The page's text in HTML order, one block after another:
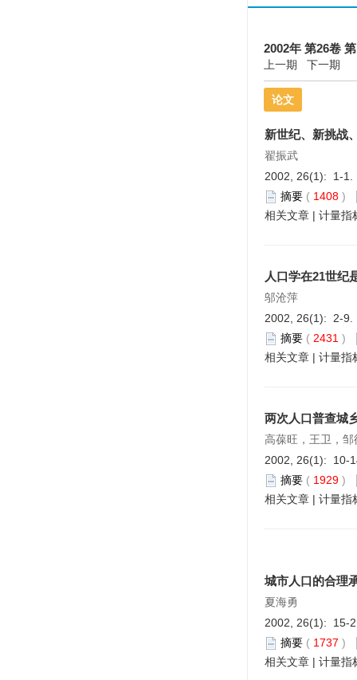
2002年 第26卷
上一期 下一期
论文
新世纪、新挑战
翟振武
2002, 26(1): 1-1.
摘要 ( 1408 )
相关文章 | 计量指
人口学在21世纪
邬沧萍
2002, 26(1): 2-9.
摘要 ( 2431 )
相关文章 | 计量指
两次人口普查城
高葆旺，王卫，
2002, 26(1): 10-
摘要 ( 1929 )
相关文章 | 计量指
城市人口的合理
夏海勇
2002, 26(1): 15-
摘要 ( 1737 )
相关文章 | 计量指